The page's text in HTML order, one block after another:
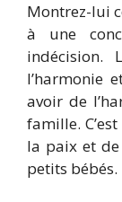
Montrez-lui
à une
indécision.
l’harmonie
avoir de
famille.
la paix et
petits bébés.